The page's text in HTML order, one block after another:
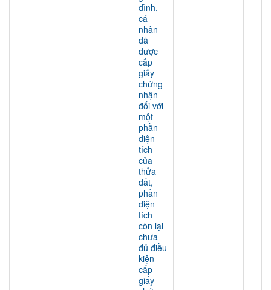
đình,
cá
nhân
đã
được
cấp
giấy
chứng
nhận
đối với
một
phần
diện
tích
của
thửa
đất,
phần
diện
tích
còn lại
chưa
đủ điều
kiện
cấp
giấy